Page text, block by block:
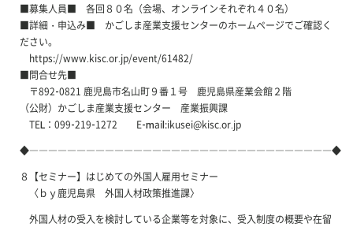
■募集人員■ 各回８０名（会場、オンラインそれぞれ４０名）
■詳細・申込み■ かごしま産業支援センターのホームページでご確認く
ださい。
https://www.kisc.or.jp/event/61482/
■問合せ先■
〒892-0821 鹿児島市名山町９番１号 鹿児島県産業会館２階
（公財）かごしま産業支援センター 産業振興課
TEL：099-219-1272 E-mail:ikusei@kisc.or.jp
◆――――――――――――――――――――――――――――――――◆
８【セミナー】はじめての外国人雇用セミナー
〈ｂｙ鹿児島県 外国人材政策推進課〉
外国人材の受入を検討している企業等を対象に、受入制度の概要や在留